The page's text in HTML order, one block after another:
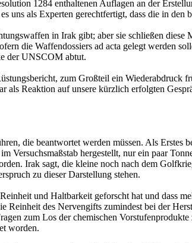
1284 enthaltenen Auflagen an der
uns als Experten gerechtfertigt, dass die in
in Irak gibt; aber sie schließen
die Waffendossiers ad acta gelegt werden
der UNSCOM abtut.
zum Großteil ein Wiederabdruck
als Reaktion auf unsere kürzlich erfolgten
die beantwortet werden müssen. Als
hergestellt, nur ein paar
Irak sagt, die kleine noch nach dem
zu dieser Darstellung stehen.
und Haltbarkeit geforscht hat und dass
Reinheit des Nervengifts zumindest bei der
zum Los der chemischen
worden.